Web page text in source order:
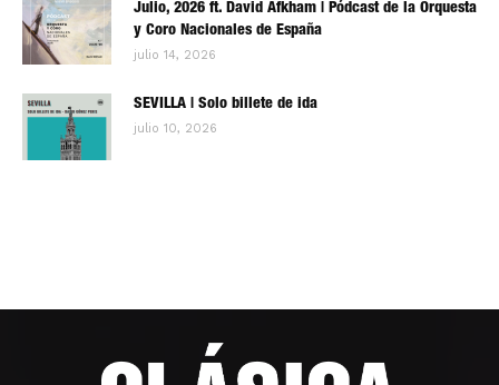
Julio, 2026 ft. David Afkham | Pódcast de la Orquesta
y Coro Nacionales de España
julio 14, 2026
SEVILLA | Solo billete de ida
julio 10, 2026